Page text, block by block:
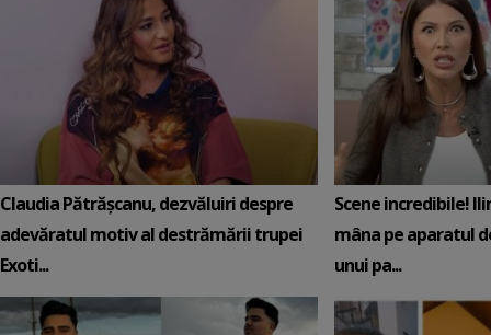
Claudia Pătrășcanu, dezvăluiri despre
adevăratul motiv al destrămării trupei
Exoti...
Scene incredibile!
mâna pe aparatul
unui pa...